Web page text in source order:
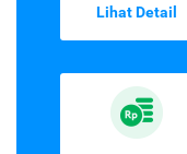
Lihat Detail